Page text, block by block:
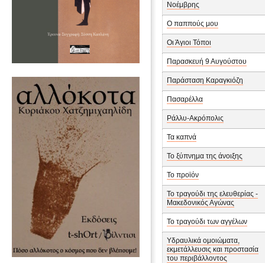
Νοέμβρης
Ο παππούς μου
Οι Άγιοι Τόποι
Παρασκευή 9 Αυγούστου
Παράσταση Καραγκιόζη
Πασαρέλλα
Ράλλυ-Ακρόπολις
Τα καπνά
Το ξύπνημα της άνοιξης
Το προϊόν
Το τραγούδι της ελευθερίας -
Μακεδονικός Αγώνας
Το τραγούδι των αγγέλων
Υδραυλικά ομοιώματα,
εκμετάλλευσις και προστασία
του περιβάλλοντος